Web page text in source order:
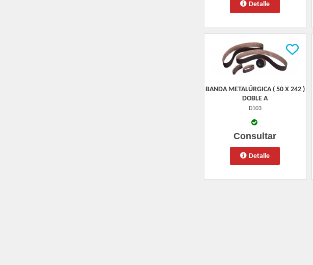
Detalle
BANDA METALÚRGICA ( 50 X 242 )
DOBLE A
D103
Consultar
Detalle